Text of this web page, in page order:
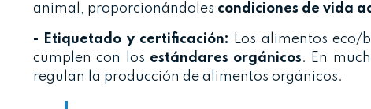
animal, proporcionándoles condiciones de vida
- Etiquetado y certificación:
Los alimentos eco/
cumplen con los estándares orgánicos. En
regulan la producción de alimentos orgánicos.